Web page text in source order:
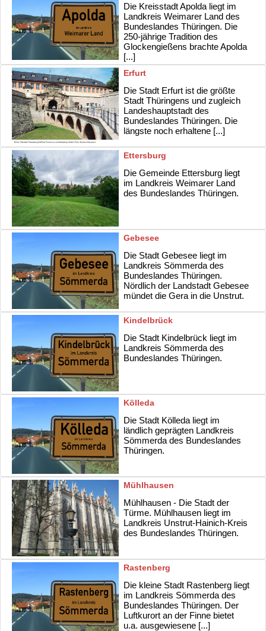
Die Kreisstadt Apolda liegt im
Landkreis Weimarer Land des
Bundeslandes Thüringen. Die
250-jährige Tradition des
Glockengießens brachte Apolda
[...]
Erfurt
Die Stadt Erfurt ist die größte
Stadt Thüringens und zugleich
Landeshauptstadt des
Bundeslandes Thüringen. Die
längste noch erhaltene [...]
Ettersburg
Die Gemeinde Ettersburg liegt
im Landkreis Weimarer Land
des Bundeslandes Thüringen.
Gebesee
Die Stadt Gebesee liegt im
Landkreis Sömmerda des
Bundeslandes Thüringen.
Nördlich der Landstadt Gebesee
mündet die Gera in die Unstrut.
Kindelbrück
Die Stadt Kindelbrück liegt im
Landkreis Sömmerda des
Bundeslandes Thüringen.
Kölleda
Die Stadt Kölleda liegt im
ländlich geprägten Landkreis
Sömmerda des Bundeslandes
Thüringen.
Mühlhausen
Mühlhausen - Die Stadt der
Türme. Mühlhausen liegt im
Landkreis Unstrut-Hainich-Kreis
des Bundeslandes Thüringen.
Rastenberg
Die kleine Stadt Rastenberg liegt
im Landkreis Sömmerda des
Bundeslandes Thüringen. Der
Luftkurort an der Finne bietet
u.a. ausgewiesene [...]